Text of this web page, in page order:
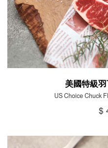
美國特級
US Choice Chuck
$